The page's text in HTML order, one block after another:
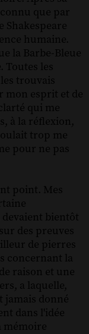
que par
Shakespeare
humaine.
la Barbe-Bleue
Toutes les
trouvais
mon esprit et de
qui me
à la réflexion,
trop me
pour ne pas
point. Mes
bientôt
des preuves
de pierres
concernant la
raison et une
a laquelle,
jamais donné
dans l'idée
mémoire